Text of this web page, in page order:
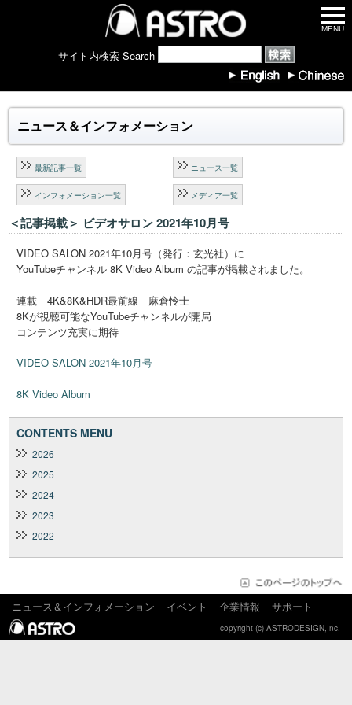
サイト内検索 Search
MENU
ニュース＆インフォメーション
最新記事一覧 ニュース一覧
インフォメーション一覧 メディア一覧
＜記事掲載＞ ビデオサロン 2021年10月号
VIDEO SALON 2021年10月号（発行：玄光社）に
YouTubeチャンネル 8K Video Album の記事が掲載されました。
連載 4K&8K&HDR最前線 麻倉怜士
8Kが視聴可能なYouTubeチャンネルが開局
コンテンツ充実に期待
VIDEO SALON 2021年10月号
8K Video Album
CONTENTS MENU
2026
2025
2024
2023
2022
ニュース＆インフォメーション イベント 企業情報 サポート
copyright (c) ASTRODESIGN,Inc.